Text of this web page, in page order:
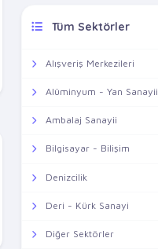
Tüm Sektörler
Alışveriş Merkezileri
Alüminyum - Yan Sanayii
Ambalaj Sanayii
Bilgisayar - Bilişim
Denizcilik
Deri - Kürk Sanayi
Diğer Sektörler